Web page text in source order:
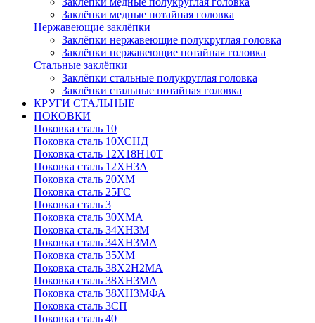
Заклёпки медные потайная головка
Нержавеющие заклёпки
Заклёпки нержавеющие полукруглая головка
Заклёпки нержавеющие потайная головка
Стальные заклёпки
Заклёпки стальные полукруглая головка
Заклёпки стальные потайная головка
КРУГИ СТАЛЬНЫЕ
ПОКОВКИ
Поковка сталь 10
Поковка сталь 10ХСНД
Поковка сталь 12Х18Н10Т
Поковка сталь 12ХН3А
Поковка сталь 20ХМ
Поковка сталь 25ГС
Поковка сталь 3
Поковка сталь 30ХМА
Поковка сталь 34ХН3М
Поковка сталь 34ХН3МА
Поковка сталь 35ХМ
Поковка сталь 38Х2Н2МА
Поковка сталь 38ХН3МА
Поковка сталь 38ХН3МФА
Поковка сталь 3СП
Поковка сталь 40